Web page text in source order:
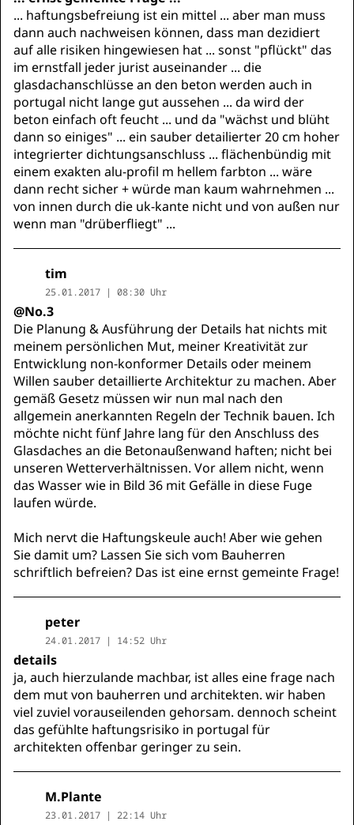
... haftungsbefreiung ist ein mittel ... aber man muss
dann auch nachweisen können, dass man dezidiert
auf alle risiken hingewiesen hat ... sonst "pflückt" das
im ernstfall jeder jurist auseinander ... die
glasdachanschlüsse an den beton werden auch in
portugal nicht lange gut aussehen ... da wird der
beton einfach oft feucht ... und da "wächst und blüht
dann so einiges" ... ein sauber detailierter 20 cm hoher
integrierter dichtungsanschluss ... flächenbündig mit
einem exakten alu-profil m hellem farbton ... wäre
dann recht sicher + würde man kaum wahrnehmen ...
von innen durch die uk-kante nicht und von außen nur
wenn man "drüberfliegt" ...
tim
25.01.2017 | 08:30 Uhr
@No.3
Die Planung & Ausführung der Details hat nichts mit
meinem persönlichen Mut, meiner Kreativität zur
Entwicklung non-konformer Details oder meinem
Willen sauber detaillierte Architektur zu machen. Aber
gemäß Gesetz müssen wir nun mal nach den
allgemein anerkannten Regeln der Technik bauen. Ich
möchte nicht fünf Jahre lang für den Anschluss des
Glasdaches an die Betonaußenwand haften; nicht bei
unseren Wetterverhältnissen. Vor allem nicht, wenn
das Wasser wie in Bild 36 mit Gefälle in diese Fuge
laufen würde.
Mich nervt die Haftungskeule auch! Aber wie gehen
Sie damit um? Lassen Sie sich vom Bauherren
schriftlich befreien? Das ist eine ernst gemeinte Frage!
peter
24.01.2017 | 14:52 Uhr
details
ja, auch hierzulande machbar, ist alles eine frage nach
dem mut von bauherren und architekten. wir haben
viel zuviel vorauseilenden gehorsam. dennoch scheint
das gefühlte haftungsrisiko in portugal für
architekten offenbar geringer zu sein.
M.Plante
23.01.2017 | 22:14 Uhr